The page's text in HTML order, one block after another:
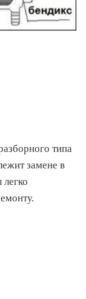
типа
замене в